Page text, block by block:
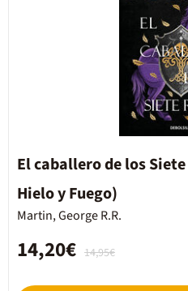
El caballero de los
Hielo y Fuego)
Martin, George R.R.
14,95€
14,20€